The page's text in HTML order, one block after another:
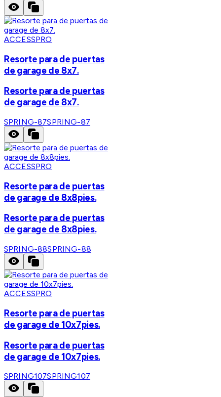
ACCESSPRO
Resorte para de puertas
de garage de 8x7.
Resorte para de puertas
de garage de 8x7.
SPRING-87SPRING-87
ACCESSPRO
Resorte para de puertas
de garage de 8x8pies.
Resorte para de puertas
de garage de 8x8pies.
SPRING-88SPRING-88
ACCESSPRO
Resorte para de puertas
de garage de 10x7pies.
Resorte para de puertas
de garage de 10x7pies.
SPRING107SPRING107